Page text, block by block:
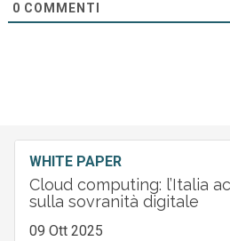
0 COMMENTI
WHITE PAPER
Cloud computing: l’Italia
sulla sovranità digitale
09 Ott 2025